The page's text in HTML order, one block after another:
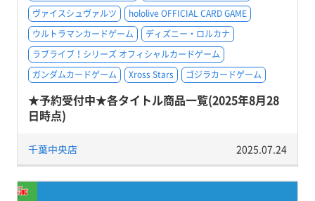
ヴァイスシュヴァルツ
hololive OFFICIAL CARD GAME
ウルトラマンカードゲーム
ディズニー・ロルカナ
ラブライブ！シリーズ オフィシャルカードゲーム
ガンダムカードゲーム
Xross Stars ゴジラカードゲーム
★予約受付中★各タイトル商品一覧(2025年8月28
日時点)
千葉中央店 2025.07.24